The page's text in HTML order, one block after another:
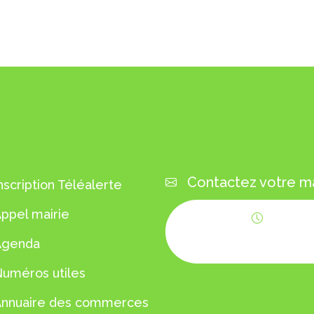
Téléalerte
mairie
utiles
des commerces
Contactez votre